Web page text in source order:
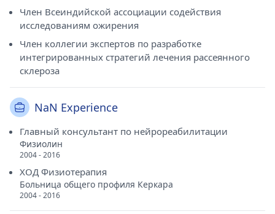
Член Всеиндийской ассоциации содействия
исследованиям ожирения
Член коллегии экспертов по разработке
интегрированных стратегий лечения рассеянного
склероза
NaN Experience
Главный консультант по нейрореабилитации
Физиолин
2004 - 2016
ХОД Физиотерапия
Больница общего профиля Керкара
2004 - 2016